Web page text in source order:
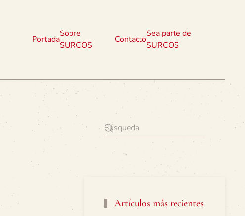
Portada
Sobre
SURCOS
Contacto
Sea parte de
SURCOS
Artículos más recientes